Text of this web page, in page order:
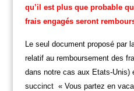
qu’il est plus que probable
frais engagés seront
Le seul document proposé par
relatif au remboursement des
dans notre cas aux Etats-Unis)
succinct « Vous partez en